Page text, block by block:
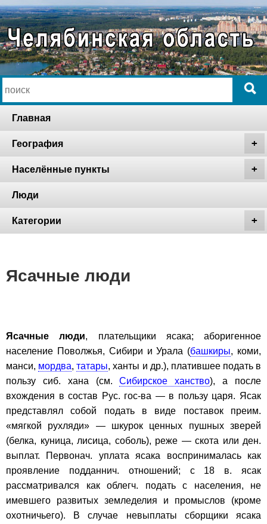
Главная
География
Населённые пункты
Люди
Категории
Ясачные люди
Ясачные люди, плательщики ясака; аборигенное
население Поволжья, Сибири и Урала (башкиры, коми,
манси, мордва,татары, ханты и др.), платившее подать в
пользу сиб. хана (см.Сибирское ханство), а после
вхождения в состав Рус. гос-ва — в пользу царя. Ясак
представлял собой подать в виде поставок преим.
«мягкой рухляди» — шкурок ценных пушных зверей
(белка, куница, лисица, соболь), реже — скота или ден.
выплат. Первонач. уплата ясака воспринималась как
проявление подданнич. отношений; с 18 в. ясак
рассматривался как облегч. подать с населения, не
имевшего развитых земледелия и промыслов (кроме
охотничьего). В случае невыплаты сборщики ясака